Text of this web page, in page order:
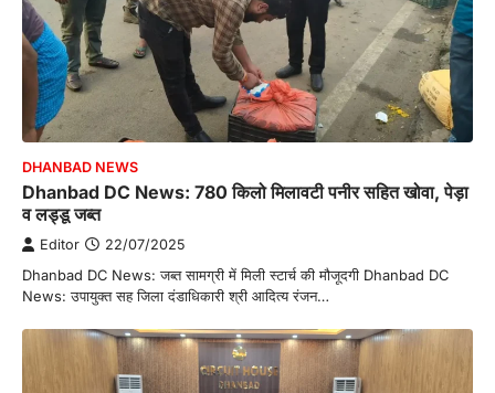
DHANBAD NEWS
Dhanbad DC News: 780 किलो मिलावटी पनीर सहित खोवा, पेड़ा
व लड्डू जब्त
Editor 22/07/2025
Dhanbad DC News: जब्त सामग्री में मिली स्टार्च की मौजूदगी Dhanbad DC
News: उपायुक्त सह जिला दंडाधिकारी श्री आदित्य रंजन…